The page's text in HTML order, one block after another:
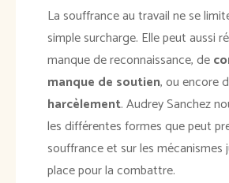
La souffrance au travail ne se
simple surcharge. Elle peut aussi
manque de reconnaissance, de
manque de soutien, ou encore
harcèlement. Audrey Sanchez
les différentes formes que peut
souffrance et sur les mécanismes
place pour la combattre.